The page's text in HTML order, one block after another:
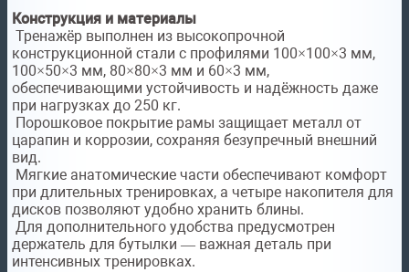
Конструкция и материалы
Тренажёр выполнен из высокопрочной
конструкционной стали с профилями 100×100×3 мм,
100×50×3 мм, 80×80×3 мм и 60×3 мм,
обеспечивающими устойчивость и надёжность даже
при нагрузках до 250 кг.
Порошковое покрытие рамы защищает металл от
царапин и коррозии, сохраняя безупречный внешний
вид.
Мягкие анатомические части обеспечивают комфорт
при длительных тренировках, а четыре накопителя для
дисков позволяют удобно хранить блины.
Для дополнительного удобства предусмотрен
держатель для бутылки — важная деталь при
интенсивных тренировках.